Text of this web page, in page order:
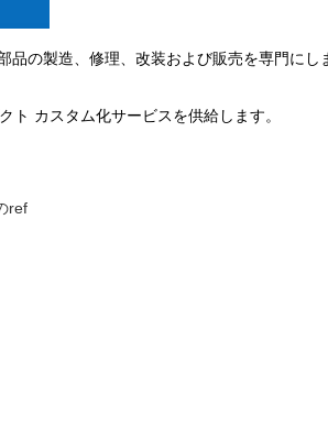
品の製造、修理、改装および販売を専門に
カスタム化サービスを供給します。
ref